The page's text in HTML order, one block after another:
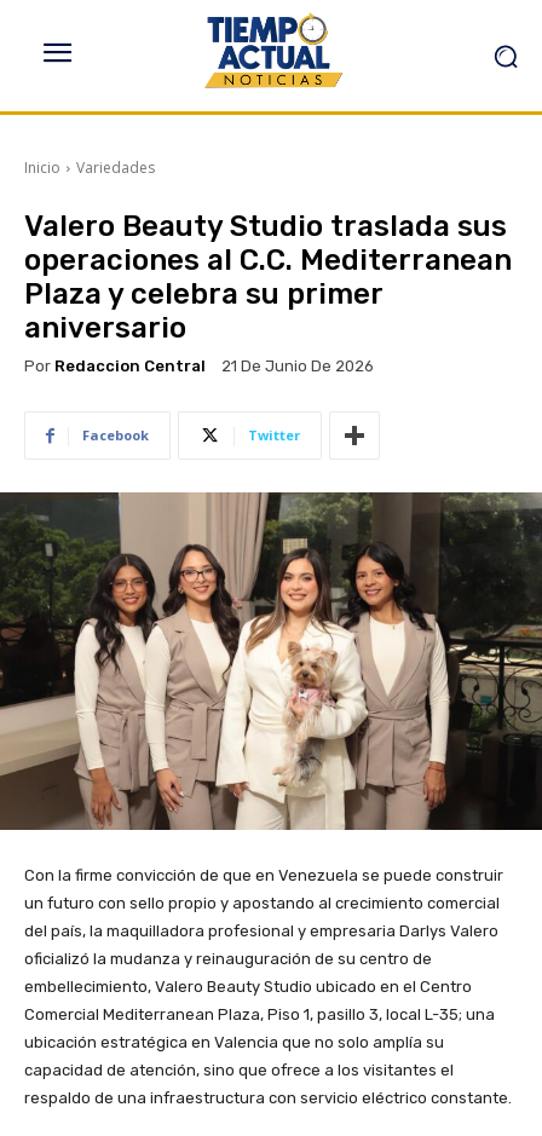
Inicio Variedades
Valero Beauty Studio traslada sus
operaciones al C.C. Mediterranean
Plaza y celebra su primer
aniversario
Por Redaccion Central 21 De Junio De 2026
Facebook Twitter
Con la firme convicción de que en Venezuela se puede construir
un futuro con sello propio y apostando al crecimiento comercial
del país, la maquilladora profesional y empresaria Darlys Valero
oficializó la mudanza y reinauguración de su centro de
embellecimiento, Valero Beauty Studio ubicado en el Centro
Comercial Mediterranean Plaza, Piso 1, pasillo 3, local L-35; una
ubicación estratégica en Valencia que no solo amplía su
capacidad de atención, sino que ofrece a los visitantes el
respaldo de una infraestructura con servicio eléctrico constante.